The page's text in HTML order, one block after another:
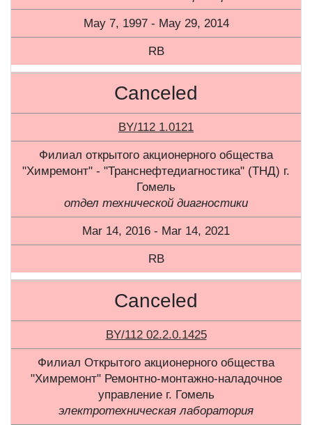
May 7, 1997 - May 29, 2014
RB
Canceled
BY/112 1.0121
Филиал открытого акционерного общества
"Химремонт" - "Транснефтедиагностика" (ТНД) г.
Гомель
отдел технической диагностики
Mar 14, 2016 - Mar 14, 2021
RB
Canceled
BY/112 02.2.0.1425
Филиал Открытого акционерного общества
"Химремонт" Ремонтно-монтажно-наладочное
управление г. Гомель
электротехническая лаборатория